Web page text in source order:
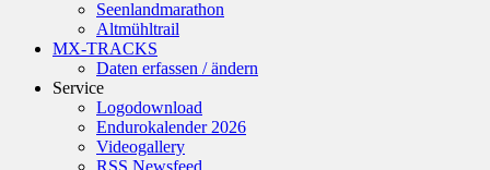
Seenlandmarathon
Altmühltrail
MX-TRACKS
Daten erfassen / ändern
Service
Logodownload
Endurokalender 2026
Videogallery
RSS Newsfeed